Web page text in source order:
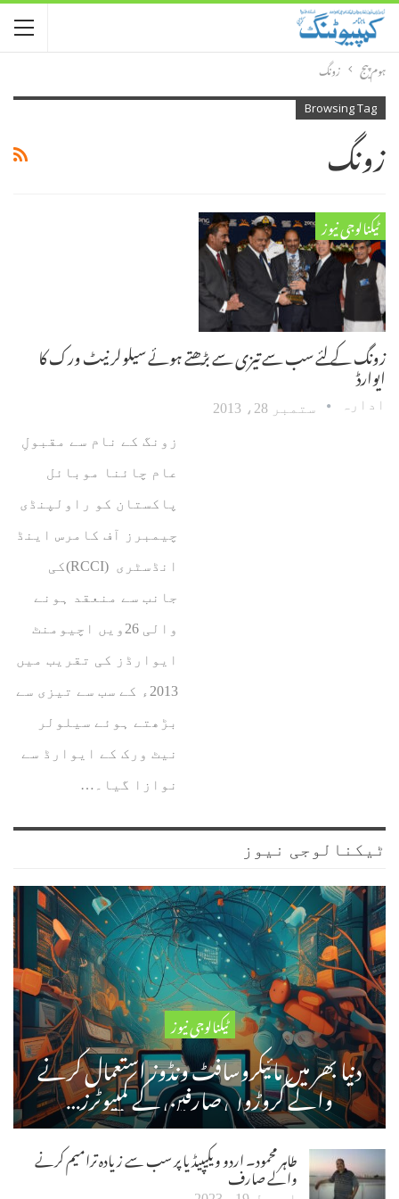
ہوم پیج زونگ
Browsing Tag
زونگ
ٹیکنالوجی نیوز
زونگ کے لئے سب سے تیزی سے بڑھتے ہوئے سیلولر نیٹ ورک کا
ایوارڈ
ادارہ ستمبر 28، 2013
زونگ کے نام سے مقبولِ
عام چائنا موبائل
پاکستان کو راولپنڈی
چیمبرز آف کامرس اینڈ
انڈسٹری (RCCI)کی
جانب سے منعقد ہونے
والی 26ویں اچیومنٹ
ایوارڈز کی تقریب میں
2013ء کے سب سے تیزی سے
بڑھتے ہوئے سیلولر
نیٹ ورک کے ایوارڈ سے
نوازا گیا۔…
ٹیکنالوجی نیوز
ٹیکنالوجی نیوز
دنیا بھر میں مائیکروسافٹ ونڈوز استعمال کرنے
والے کروڑوں صارفین کے کمپیوٹرز…
طاہر محمود۔ اردو ویکیپیڈیا پر سب سے زیادہ ترامیم کرنے
والے صارف